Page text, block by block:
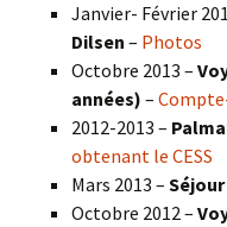
Janvier- Février
Dilsen – Photos
Octobre 2013 –
années) –
2012-2013 –
obtenant le CESS
Mars 2013 –
Octobre 2012 –